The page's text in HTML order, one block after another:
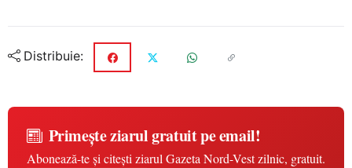
Distribuie:
Primește ziarul gratuit pe email!
Abonează-te și citești ziarul Gazeta Nord-Vest zilnic, gratuit.